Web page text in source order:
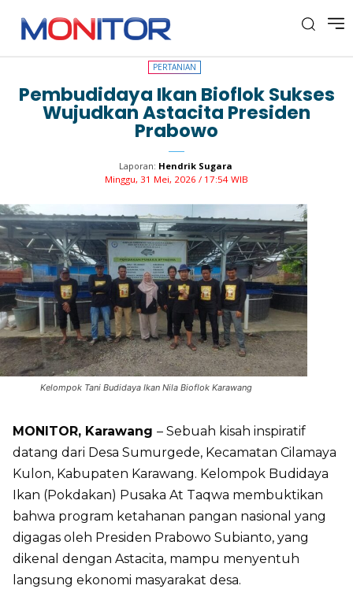
PERTANIAN
PERTANIAN
Pembudidaya Ikan Bioflok Sukses
Wujudkan Astacita Presiden
Prabowo
Laporan: Hendrik Sugara
Minggu, 31 Mei, 2026 / 17:54 WIB
Kelompok Tani Budidaya Ikan Nila Bioflok Karawang
MONITOR, Karawang – Sebuah kisah inspiratif
datang dari Desa Sumurgede, Kecamatan Cilamaya
Kulon, Kabupaten Karawang. Kelompok Budidaya
Ikan (Pokdakan) Pusaka At Taqwa membuktikan
bahwa program ketahanan pangan nasional yang
digagas oleh Presiden Prabowo Subianto, yang
dikenal dengan Astacita, mampu menyentuh
langsung ekonomi masyarakat desa.